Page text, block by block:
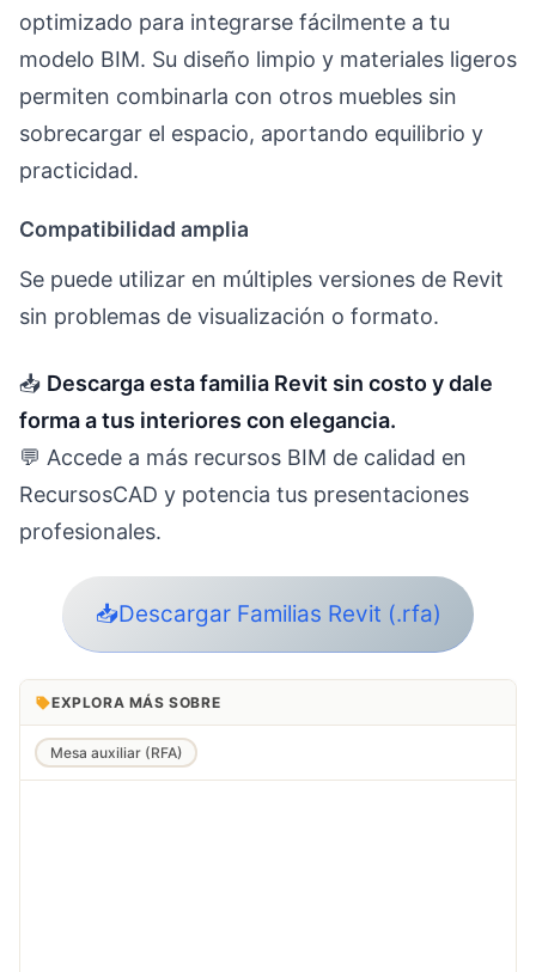
optimizado para integrarse fácilmente a tu
modelo BIM. Su diseño limpio y materiales ligeros
permiten combinarla con otros muebles sin
sobrecargar el espacio, aportando equilibrio y
practicidad.
Compatibilidad amplia
Se puede utilizar en múltiples versiones de Revit
sin problemas de visualización o formato.
📥 Descarga esta familia Revit sin costo y dale
forma a tus interiores con elegancia.
💬 Accede a más recursos BIM de calidad en
RecursosCAD y potencia tus presentaciones
profesionales.
📥Descargar Familias Revit (.rfa)
EXPLORA MÁS SOBRE
Mesa auxiliar (RFA)